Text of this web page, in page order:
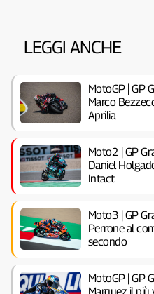
LEGGI ANCHE
MotoGP | GP
Marco
Aprilia
Moto2 | GP
Daniel
Intact
Moto3 | GP
Perrone al
secondo
MotoGP | GP